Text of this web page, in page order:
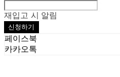
재입고 시 알림
신청하기
페이스북
카카오톡